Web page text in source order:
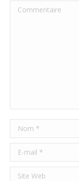
Commentaire
Nom *
E-mail *
Site Web